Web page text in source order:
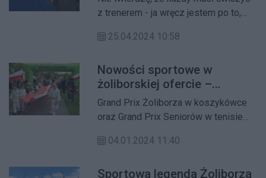
z trenerem - ja wręcz jestem po to,
samodzielnych ćwiczeń. Ale bez
taka przygoda może się źle
skończyć… Dzisiaj opiszę Wam
najczęstsze błędy, które popełniają
początkujący.
25.04.2024 10:58
Nowości sportowe w
żoliborskiej ofercie –
podsumowanie 2023 roku
Grand Prix Żoliborza w koszykówce
oraz Grand Prix Seniorów w tenisie
sportowe, które w 2023 roku pojawiły
zorganizowana została również
04.01.2024 11:40
Sportowa legenda Żoliborza